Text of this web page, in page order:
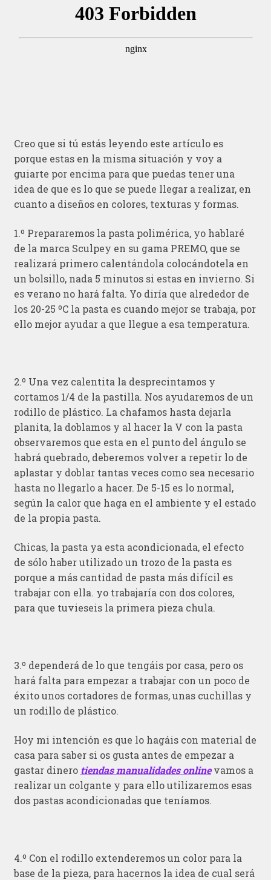
Creo que si tú estás leyendo este artículo es
porque estas en la misma situación y voy a
guiarte por encima para que puedas tener una
idea de que es lo que se puede llegar a realizar, en
cuanto a diseños en colores, texturas y formas.
1.º Prepararemos la pasta polimérica, yo hablaré
de la marca Sculpey en su gama PREMO, que se
realizará primero calentándola colocándotela en
un bolsillo, nada 5 minutos si estas en invierno. Si
es verano no hará falta. Yo diría que alrededor de
los 20-25 ºC la pasta es cuando mejor se trabaja, por
ello mejor ayudar a que llegue a esa temperatura.
2.º Una vez calentita la desprecintamos y
cortamos 1/4 de la pastilla. Nos ayudaremos de un
rodillo de plástico. La chafamos hasta dejarla
planita, la doblamos y al hacer la V con la pasta
observaremos que esta en el punto del ángulo se
habrá quebrado, deberemos volver a repetir lo de
aplastar y doblar tantas veces como sea necesario
hasta no llegarlo a hacer. De 5-15 es lo normal,
según la calor que haga en el ambiente y el estado
de la propia pasta.
Chicas, la pasta ya esta acondicionada, el efecto
de sólo haber utilizado un trozo de la pasta es
porque a más cantidad de pasta más difícil es
trabajar con ella. yo trabajaría con dos colores,
para que tuvieseis la primera pieza chula.
3.º dependerá de lo que tengáis por casa, pero os
hará falta para empezar a trabajar con un poco de
éxito unos cortadores de formas, unas cuchillas y
un rodillo de plástico.
Hoy mi intención es que lo hagáis con material de
casa para saber si os gusta antes de empezar a
gastar dinero tiendas manualidades onlinevamos a
realizar un colgante y para ello utilizaremos esas
dos pastas acondicionadas que teníamos.
4.º Con el rodillo extenderemos un color para la
base de la pieza, para hacernos la idea de cual será